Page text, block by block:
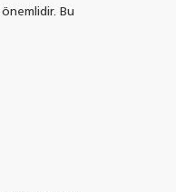
önemlidir. Bu